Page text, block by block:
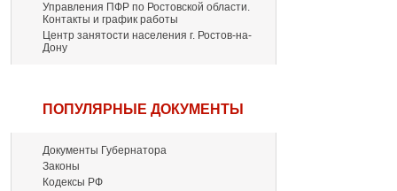
Управления ПФР по Ростовской области.
Контакты и график работы
Центр занятости населения г. Ростов-на-
Дону
ПОПУЛЯРНЫЕ ДОКУМЕНТЫ
Документы Губернатора
Законы
Кодексы РФ